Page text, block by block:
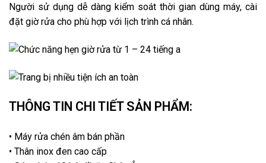
Người sử dụng dễ dàng kiểm soát thời gian dùng máy, cài
đặt giờ rửa cho phù hợp với lịch trình cá nhân.
THÔNG TIN CHI TIẾT SẢN PHẨM:
• Máy rửa chén âm bán phần
• Thân inox đen cao cấp